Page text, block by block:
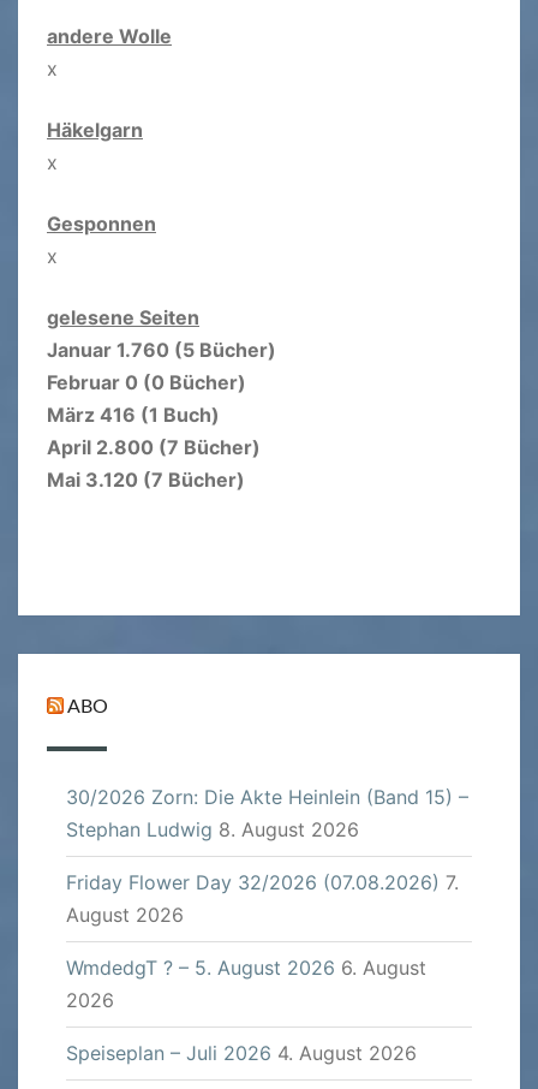
andere Wolle
x
Häkelgarn
x
Gesponnen
x
gelesene Seiten
Januar 1.760 (5 Bücher)
Februar 0 (0 Bücher)
März 416 (1 Buch)
April 2.800 (7 Bücher)
Mai 3.120 (7 Bücher)
ABO
30/2026 Zorn: Die Akte Heinlein (Band 15) –
Stephan Ludwig 8. August 2026
Friday Flower Day 32/2026 (07.08.2026) 7.
August 2026
WmdedgT ? – 5. August 2026 6. August
2026
Speiseplan – Juli 2026 4. August 2026